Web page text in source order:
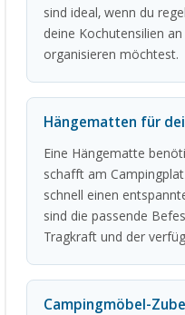
sind ideal, wenn du
deine Kochutensilien
organisieren möchtest.
Hängematten für
Eine Hängematte
schafft am
schnell einen
sind die passende
Tragkraft und der
Campingmöbel-